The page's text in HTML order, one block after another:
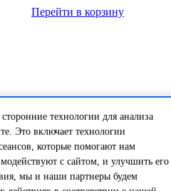
Перейти в корзину
технологии для анализа
Это включает технологии
которые помогают нам
с сайтом, и улучшить его
мы и наши партнеры будем